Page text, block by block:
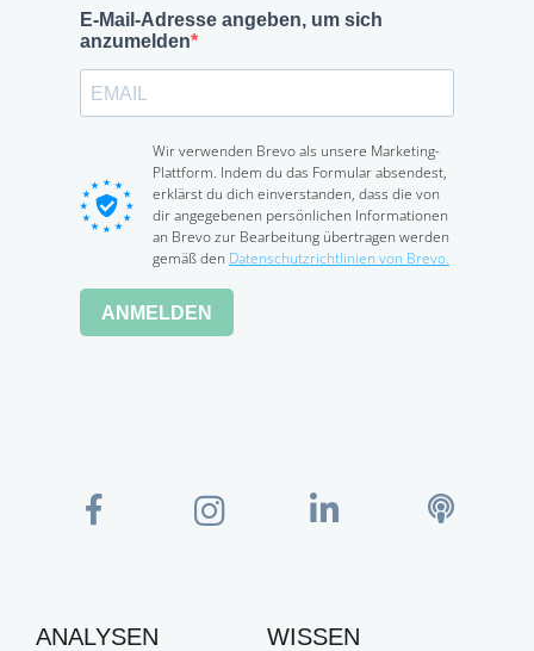
E-Mail-Adresse angeben, um sich
anzumelden
Wir verwenden Brevo als unsere Marketing-
Plattform. Indem du das Formular absendest,
erklärst du dich einverstanden, dass die von
dir angegebenen persönlichen Informationen
an Brevo zur Bearbeitung übertragen werden
gemäß den Datenschutzrichtlinien von Brevo.
ANMELDEN
ANALYSEN WISSEN